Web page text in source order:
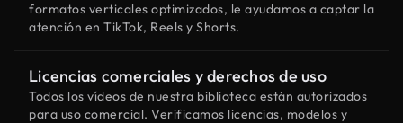
formatos verticales optimizados, le ayudamos a captar la
atención en TikTok, Reels y Shorts.
Licencias comerciales y derechos de uso
Todos los vídeos de nuestra biblioteca están autorizados
para uso comercial. Verificamos licencias, modelos y